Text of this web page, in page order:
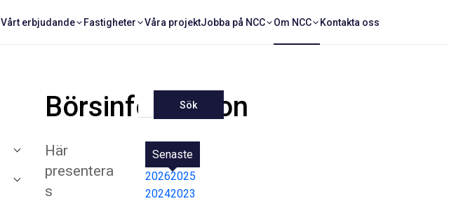
Vårt erbjudande Fastigheter Våra projektJobba på NCC Om NCC Kontakta oss
Börsinformation
Här
presentera
s
Sök
Senaste
20262025
20242023